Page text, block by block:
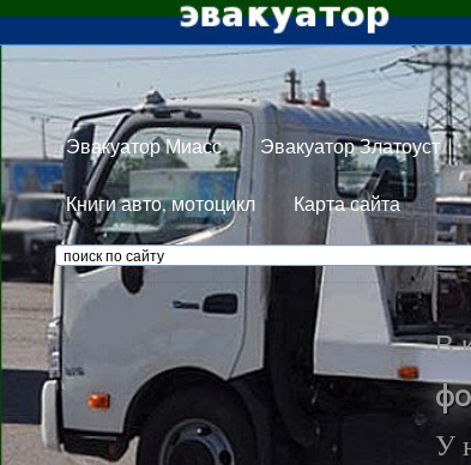
Эвакуатор Миасс Эвакуатор Златоуст
Книги авто, мотоцикл Карта сайта
В
У